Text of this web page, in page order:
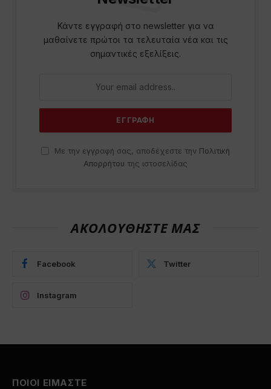
Κάντε εγγραφή στο newsletter για να
μαθαίνετε πρώτοι τα τελευταία νέα και τις
σημαντικές εξελίξεις.
Με την εγγραφή σας, αποδέχεστε την Πολιτική
Απορρήτου της ιστοσελίδας
ΑΚΟΛΟΥΘΗΣΤΕ ΜΑΣ
Facebook Twitter
Instagram
ΠΟΙΟΙ ΕΙΜΑΣΤΕ